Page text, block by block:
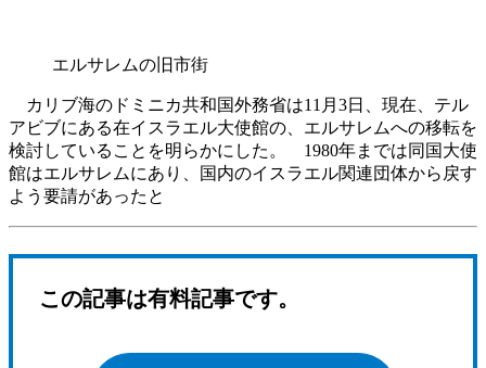
エルサレムの旧市街
カリブ海のドミニカ共和国外務省は11月3日、現在、テル
アビブにある在イスラエル大使館の、エルサレムへの移転を
検討していることを明らかにした。 1980年までは同国大使
館はエルサレムにあり、国内のイスラエル関連団体から戻す
よう要請があったと
この記事は有料記事です。